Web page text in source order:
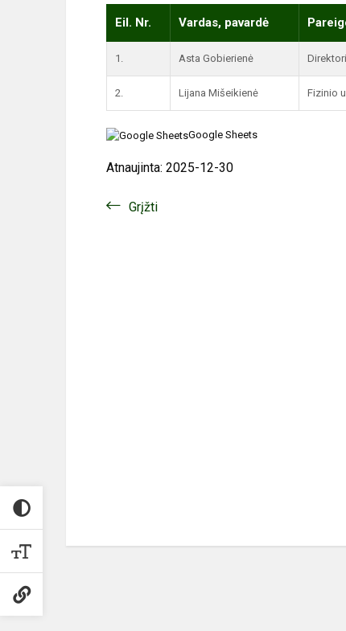
Eil. Nr. Vardas, pavardė
1. Asta Gobierienė
2. Lijana Mišeikienė Fizinio
Google Sheets
Atnaujinta: 2025-12-30
Grįžti